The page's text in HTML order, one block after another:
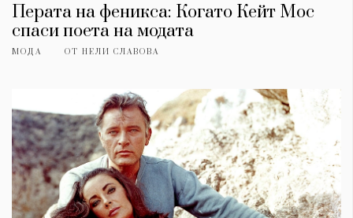
Перата на феникса: Когато Кейт Мос
спаси поета на модата
МОДА ОТ НЕЛИ СЛАВОВА